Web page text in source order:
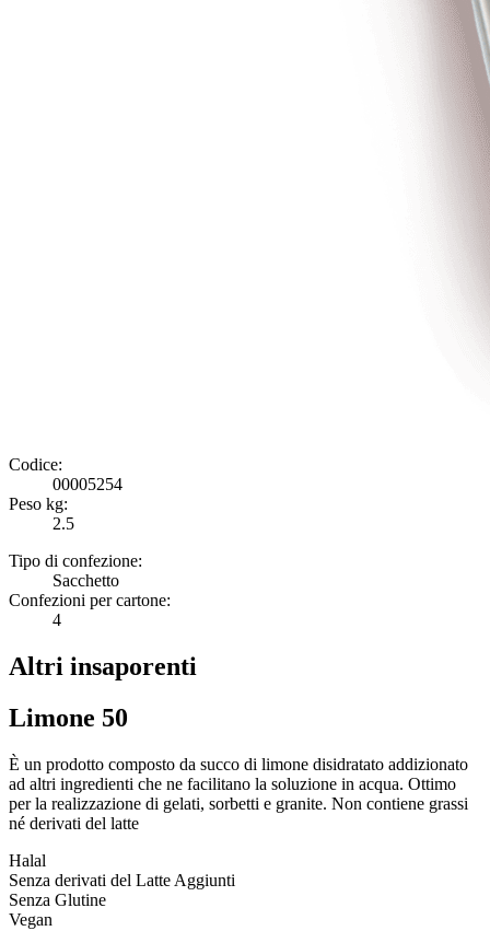
Codice:
00005254
Peso kg:
2.5
Tipo di confezione:
Sacchetto
Confezioni per cartone:
4
Altri insaporenti
Limone 50
È un prodotto composto da succo di limone disidratato addizionato
ad altri ingredienti che ne facilitano la soluzione in acqua. Ottimo
per la realizzazione di gelati, sorbetti e granite. Non contiene grassi
né derivati del latte
Halal
Senza derivati del Latte Aggiunti
Senza Glutine
Vegan